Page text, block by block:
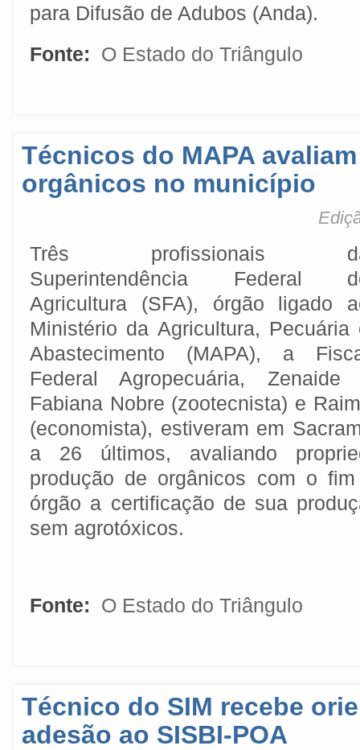
para Difusão de Adubos (Anda).
Fonte:
O Estado do Triângulo
Técnicos do MAPA
orgânicos no município
Três profissionais
Superintendência Federal
Agricultura (SFA), órgão ligado
Ministério da Agricultura, Pecuária
Abastecimento (MAPA), a
Federal Agropecuária, Zenaide
Fabiana Nobre (zootecnista) e
(economista), estiveram em
a 26 últimos, avaliando
produção de orgânicos com o
órgão a certificação de sua
sem agrotóxicos.
Fonte: O Estado do Triângulo
Técnico do SIM recebe
adesão ao SISBI-POA